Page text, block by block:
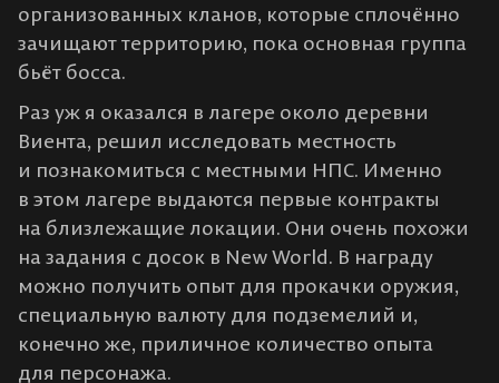
организованных кланов, которые сплочённо
зачищают территорию, пока основная группа
бьёт босса.
Раз уж я оказался в лагере около деревни
Виента, решил исследовать местность
и познакомиться с местными НПС. Именно
в этом лагере выдаются первые контракты
на близлежащие локации. Они очень похожи
на задания с досок в New World. В награду
можно получить опыт для прокачки оружия,
специальную валюту для подземелий и,
конечно же, приличное количество опыта
для персонажа.